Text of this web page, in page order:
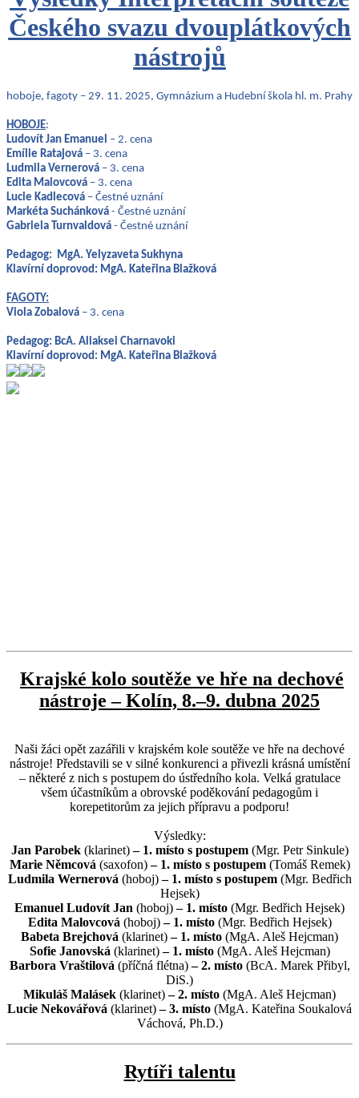
Českého svazu dvouplátkových
nástrojů
hoboje, fagoty – 29. 11. 2025, Gymnázium a Hudební škola hl. m. Prahy
HOBOJE:
Ludovít Jan Emanuel – 2. cena
Emílie Ratajová – 3. cena
Ludmila Vernerová – 3. cena
Edita Malovcová – 3. cena
Lucie Kadlecová – Čestné uznání
Markéta Suchánková - Čestné uznání
Gabriela Turnvaldová - Čestné uznání
Pedagog: MgA. Yelyzaveta Sukhyna
Klavírní doprovod: MgA. Kateřina Blažková
FAGOTY:
Viola Zobalová – 3. cena
Pedagog: BcA. Aliaksei Charnavoki
Klavírní doprovod: MgA. Kateřina Blažková
Krajské kolo soutěže ve hře na dechové
nástroje – Kolín, 8.–9. dubna 2025
Naši žáci opět zazářili v krajském kole soutěže ve hře na dechové
nástroje! Představili se v silné konkurenci a přivezli krásná umístění
– některé z nich s postupem do ústředního kola. Velká gratulace
všem účastníkům a obrovské poděkování pedagogům i
korepetitorům za jejich přípravu a podporu!
Výsledky:
Jan Parobek (klarinet)– 1. místo s postupem(Mgr. Petr Sinkule)
Marie Němcová (saxofon)– 1. místo s postupem(Tomáš Remek)
Ludmila Wernerová (hoboj)– 1. místo s postupem(Mgr. Bedřich
Hejsek)
Emanuel Ludovít Jan (hoboj)– 1. místo (Mgr. Bedřich Hejsek)
Edita Malovcová (hoboj)– 1. místo(Mgr. Bedřich Hejsek)
Babeta Brejchová (klarinet)– 1. místo (MgA. Aleš Hejcman)
Sofie Janovská (klarinet)– 1. místo(MgA. Aleš Hejcman)
Barbora Vraštilová (příčná flétna)– 2. místo(BcA. Marek Přibyl,
DiS.)
Mikuláš Malásek (klarinet)– 2. místo (MgA. Aleš Hejcman)
Lucie Nekovářová (klarinet)– 3. místo (MgA. Kateřina Soukalová
Váchová, Ph.D.)
Rytíři talentu